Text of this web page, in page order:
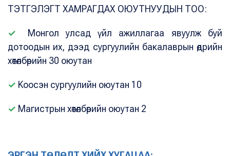
ТЭТГЭЛЭГТ ХАМРАГДАХ ОЮУТНУУДЫН ТОО:
✓
Монгол улсад үйл ажиллагаа явуулж буй
дотоодын их, дээд сургуулийн бакалаврын өдрийн
хөтөлбөрийн 30 оюутан
✓ Kooсэн сургуулийн оюутан 10
✓ Магистрын хөтөлбөрийн оюутан 2